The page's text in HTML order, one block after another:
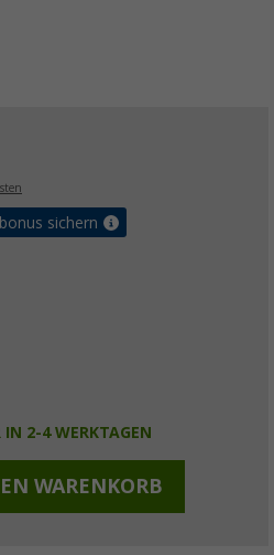
sichern
IN 2-4 WERKTAGEN
WARENKORB